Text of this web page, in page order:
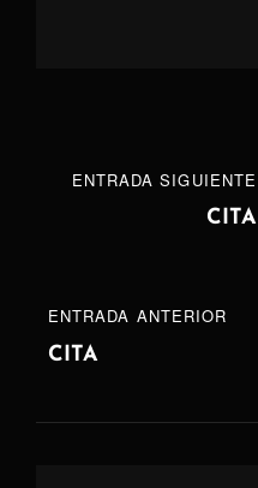
Navegación
ENTRADA
ANTERIOR
ENTRADA ANTERIOR
CITA
ENTRADA
ENTRADA SIGUIENTE
CITA